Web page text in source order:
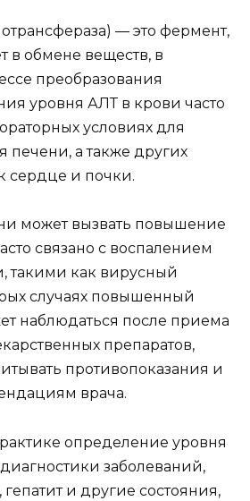
— это фермент,
в обмене веществ, в
преобразования
уровня АЛТ в крови часто
условиях для
печени, а также других
сердце и почки.
может вызвать повышение
связано с воспалением
как вирусный
случаях повышенный
наблюдаться после приема
препаратов,
противопоказания и
врача.
определение уровня
заболеваний,
и другие состояния,